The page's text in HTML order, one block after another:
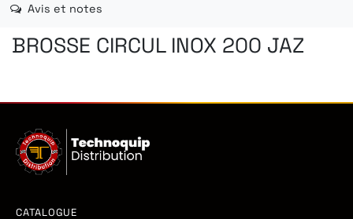
Avis et notes
BROSSE CIRCUL INOX 200 JAZ
CATALOGUE